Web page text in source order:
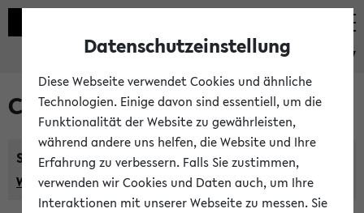
eKVV
Courses taught in English
Semester:
WiSe 2026/2027 SoSe 2026 Previous...
Datenschutzeinstellung
Diese Webseite verwendet Cookies und ähnliche
Technologien. Einige davon sind essentiell, um die
Funktionalität der Website zu gewährleisten,
während andere uns helfen, die Website und Ihre
Erfahrung zu verbessern. Falls Sie zustimmen,
verwenden wir Cookies und Daten auch, um Ihre
Interaktionen mit unserer Webseite zu messen. Sie